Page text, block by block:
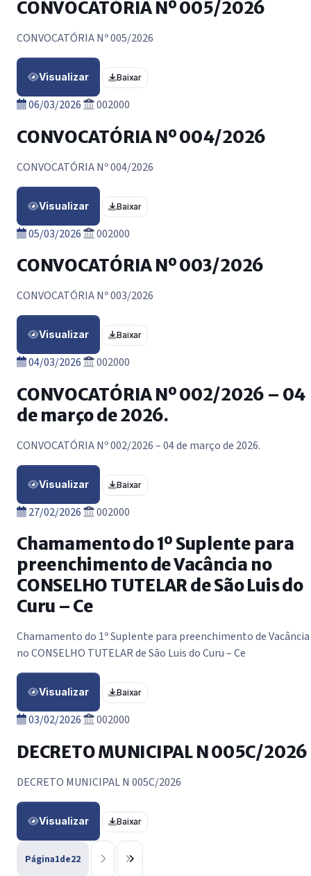
CONVOCATÓRIA Nº 005/2026
CONVOCATÓRIA Nº 005/2026
Visualizar Baixar
06/03/2026 002000
CONVOCATÓRIA Nº 004/2026
CONVOCATÓRIA Nº 004/2026
Visualizar Baixar
05/03/2026 002000
CONVOCATÓRIA Nº 003/2026
CONVOCATÓRIA Nº 003/2026
Visualizar Baixar
04/03/2026 002000
CONVOCATÓRIA Nº 002/2026 – 04
de março de 2026.
CONVOCATÓRIA Nº 002/2026 – 04 de março de 2026.
Visualizar Baixar
27/02/2026 002000
Chamamento do 1º Suplente para
preenchimento de Vacância no
CONSELHO TUTELAR de São Luis do
Curu – Ce
Chamamento do 1º Suplente para preenchimento de Vacância
no CONSELHO TUTELAR de São Luis do Curu – Ce
Visualizar Baixar
03/02/2026 002000
DECRETO MUNICIPAL N 005C/2026
DECRETO MUNICIPAL N 005C/2026
Visualizar Baixar
Página1de22